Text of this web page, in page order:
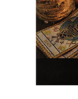
Seria Montauk
Seria Chico Xavier
Seria Helena
Sănătate